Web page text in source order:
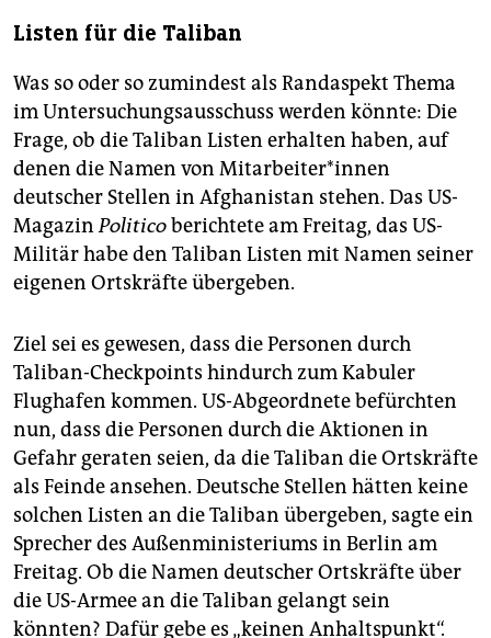
Listen für die Taliban
Was so oder so zumindest als Randaspekt Thema
im Untersuchungsausschuss werden könnte: Die
Frage, ob die Taliban Listen erhalten haben, auf
denen die Namen von Mit­ar­bei­te­r*in­nen
deutscher Stellen in Afghanistan stehen. Das US-
MagazinPoliticoberichtete am Freitag, das US-
Militär habe den Taliban Listen mit Namen seiner
eigenen Ortskräfte übergeben.
Ziel sei es gewesen, dass die Personen durch
Taliban-Checkpoints hindurch zum Kabuler
Flughafen kommen. US-Abgeordnete befürchten
nun, dass die Personen durch die Aktionen in
Gefahr geraten seien, da die Taliban die Ortskräfte
als Feinde ansehen. Deutsche Stellen hätten keine
solchen Listen an die Taliban übergeben, sagte ein
Sprecher des Außenministeriums in Berlin am
Freitag. Ob die Namen deutscher Ortskräfte über
die US-Armee an die Taliban gelangt sein
könnten? Dafür gebe es „keinen Anhaltspunkt“.